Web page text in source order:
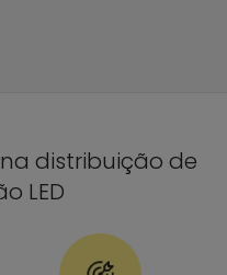
distribuição de
LED